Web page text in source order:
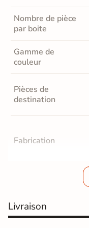
Nombre de pièce
par boite
Gamme de
couleur
Pièces de
destination
Fabrication
Coefficient
antidérapant
Livraison